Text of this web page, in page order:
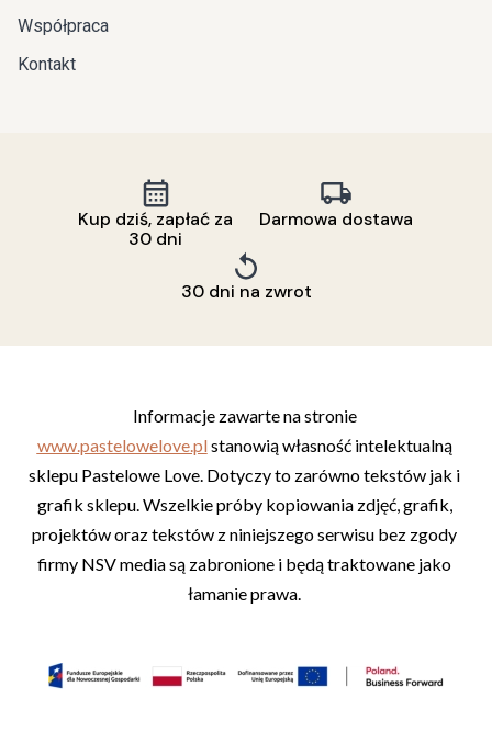
Współpraca
Kontakt
Kup dziś, zapłać za
30 dni
Darmowa dostawa
30 dni na zwrot
Informacje zawarte na stronie
www.pastelowelove.pl stanowią własność intelektualną
sklepu Pastelowe Love. Dotyczy to zarówno tekstów jak i
grafik sklepu. Wszelkie próby kopiowania zdjęć, grafik,
projektów oraz tekstów z niniejszego serwisu bez zgody
firmy NSV media są zabronione i będą traktowane jako
łamanie prawa.